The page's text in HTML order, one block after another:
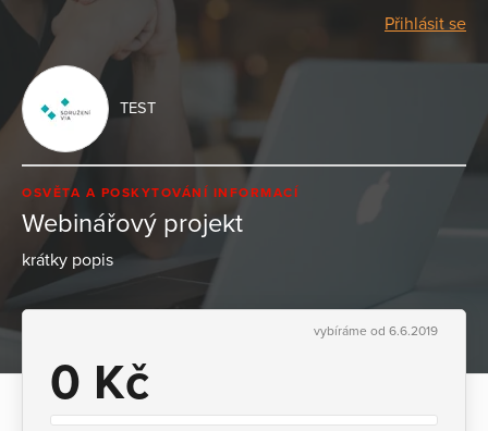
Přihlásit se
TEST
OSVĚTA A POSKYTOVÁNÍ INFORMACÍ
Webinářový projekt
krátky popis
vybíráme od 6.6.2019
0 Kč